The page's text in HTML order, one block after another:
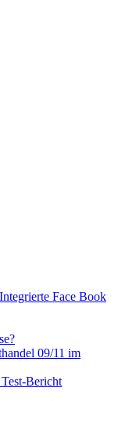
Face Book
09/11 im
Bericht